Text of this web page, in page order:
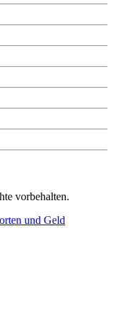
vorbehalten.